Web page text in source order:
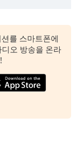
를 스마트폰에
오 방송을 온라